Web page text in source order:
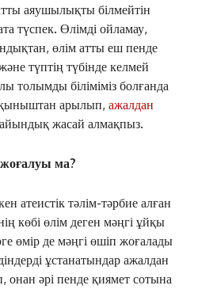
аяушылықты білмейтін
түспек. Өлімді ойламау,
өлім атты еш пенде
түптің түбінде келмей
толымды біліміміз болғанда
арылып, ажалдан
жасай алмақпыз.
жоғалуы ма?
атеистік тәлім-тәрбие алған
көбі өлім деген мәңгі ұйқы
өмір де мәңгі өшіп жоғалады
ұстанатындар ажалдан
онан әрі пенде қиямет сотына